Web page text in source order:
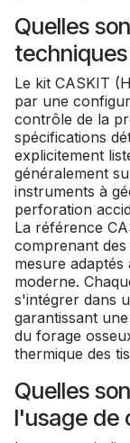
Quelles
Le kit CASKIT
par une
contrôle de la
spécifications
explicitement
généralement
instruments à
perforation
La référence
comprenant
mesure
moderne.
s'intégrer dans
garantissant
du forage
thermique des
Quelles
l'usage de